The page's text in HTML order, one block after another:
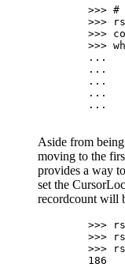
>>> #
>>>
>>>
>>>
...
...
...
...
...
Aside from
moving to the
provides a way
set the
recordcount will
>>>
>>>
>>>
        186